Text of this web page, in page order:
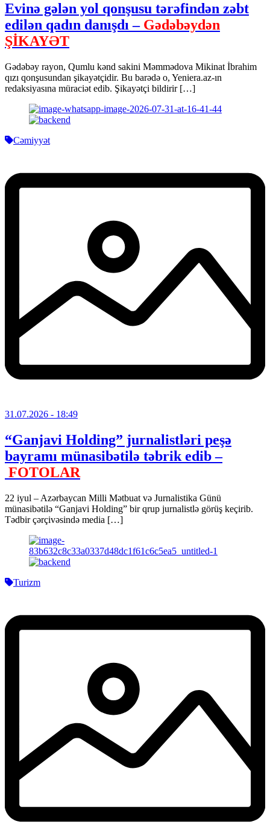
Evinə gələn yol qonşusu tərəfindən zəbt
edilən qadın danışdı – Gədəbəydən
ŞİKAYƏT
Gədəbəy rayon, Qumlu kənd sakini Məmmədova Mikinat İbrahim
qızı qonşusundan şikayətçidir. Bu barədə o, Yeniera.az-ın
redaksiyasına müraciət edib. Şikayətçi bildirir […]
Cəmiyyət
31.07.2026 - 18:49
“Ganjavi Holding” jurnalistləri peşə
bayramı münasibətilə təbrik edib –
FOTOLAR
22 iyul – Azərbaycan Milli Mətbuat və Jurnalistika Günü
münasibətilə “Ganjavi Holding” bir qrup jurnalistlə görüş keçirib.
Tədbir çərçivəsində media […]
Turizm